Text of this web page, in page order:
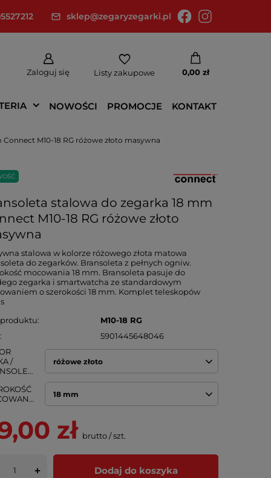
sklep@zegaryzegarki.pl
Zaloguj się Listy zakupowe 0,00 zł
NOWOŚCI PROMOCJE KONTAKT
M10-18 RG różowe złoto masywna
stalowa do zegarka 18 mm
M10-18 RG różowe złoto
stalowa w kolorze różowego złota matowa
do zegarków. Bransoleta z pełnych ogniw.
mocowania 18 mm. Bransoleta pasuje do
zegarka i smartwatcha ze standardowym
o szerokości 18 mm. Komplet teleskopów
produktu
M10-18 RG
5901445648046
/
BRANSOLETY
różowe złoto
MOCOWANIA
18 mm
zł brutto/szt.
+ Dodaj do koszyka